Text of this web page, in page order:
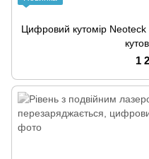
Цифровий кутомір Neoteck
1